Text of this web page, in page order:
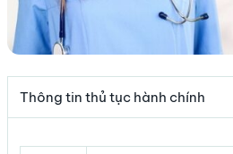
Thông tin thủ tục hành chính